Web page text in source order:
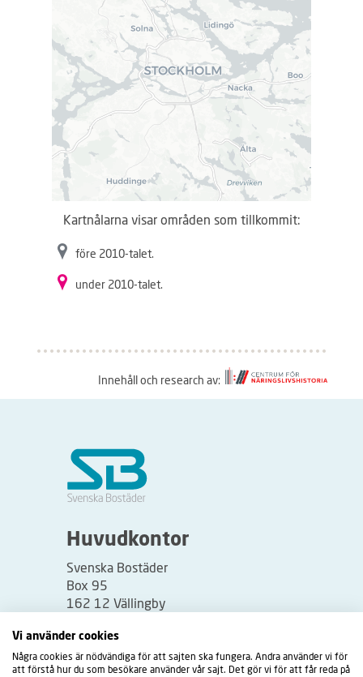
.
.
Kartnålarna visar områden som tillkommit:
före 2010-talet.
under 2010-talet.
Innehåll och research av:
a
r
Huvudkontor
Svenska Bostäder
Box 95
162 12 Vällingby
Besöksadress:
Vällingbyplan 2
Vi använder cookies
Några cookies är nödvändiga för att sajten ska fungera. Andra använder vi för
att förstå hur du som besökare använder vår sajt. Det gör vi för att får reda på